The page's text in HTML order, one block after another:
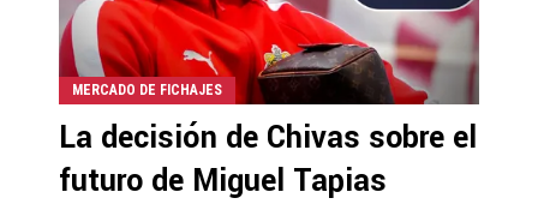
MERCADO DE FICHAJES
La decisión de Chivas sobre el
futuro de Miguel Tapias